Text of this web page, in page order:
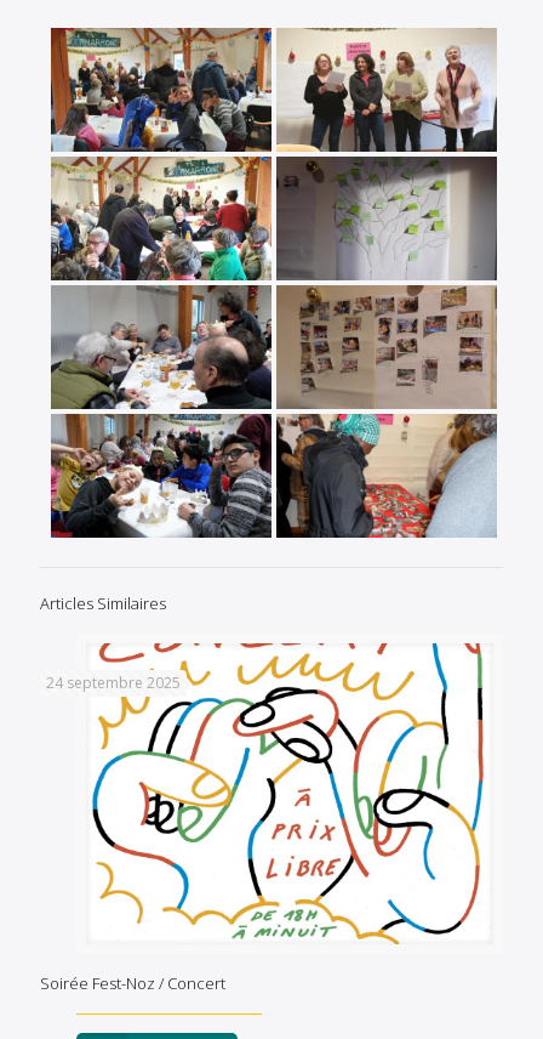
Articles Similaires
24 septembre 2025
Soirée Fest-Noz / Concert